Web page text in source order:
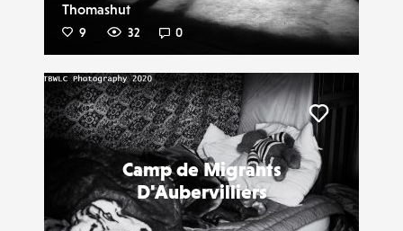
Thomashut
9 32 0
Camp de Migrants
D'Aubervilliers